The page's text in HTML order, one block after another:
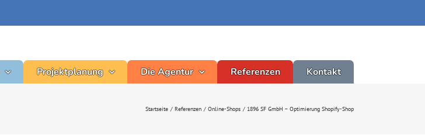
Projektplanung Die Agentur Referenzen Kontakt
Startseite Referenzen Online-Shops 1896 SF GmbH – Optimierung Shopify-Shop